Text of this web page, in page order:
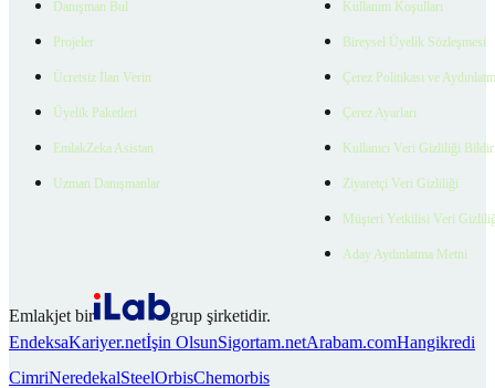
Danışman Bul
Projeler
Ücretsiz İlan Verin
Üyelik Paketleri
EmlakZeka Asistan
Uzman Danışmanlar
Kullanım Koşulları
Bireysel Üyelik Sözleşmesi
Çerez Politikası ve
Çerez Ayarları
Kullanıcı Veri Gizliliği
Ziyaretçi Veri Gizliliği
Müşteri Yetkilisi Veri
Aday Aydınlatma Metni
Emlakjet bir
grup şirketidir.
EndeksaKariyer.netİşin OlsunSigortam.netArabam.comHangikredi
CimriNeredekalSteelOrbisChemorbis